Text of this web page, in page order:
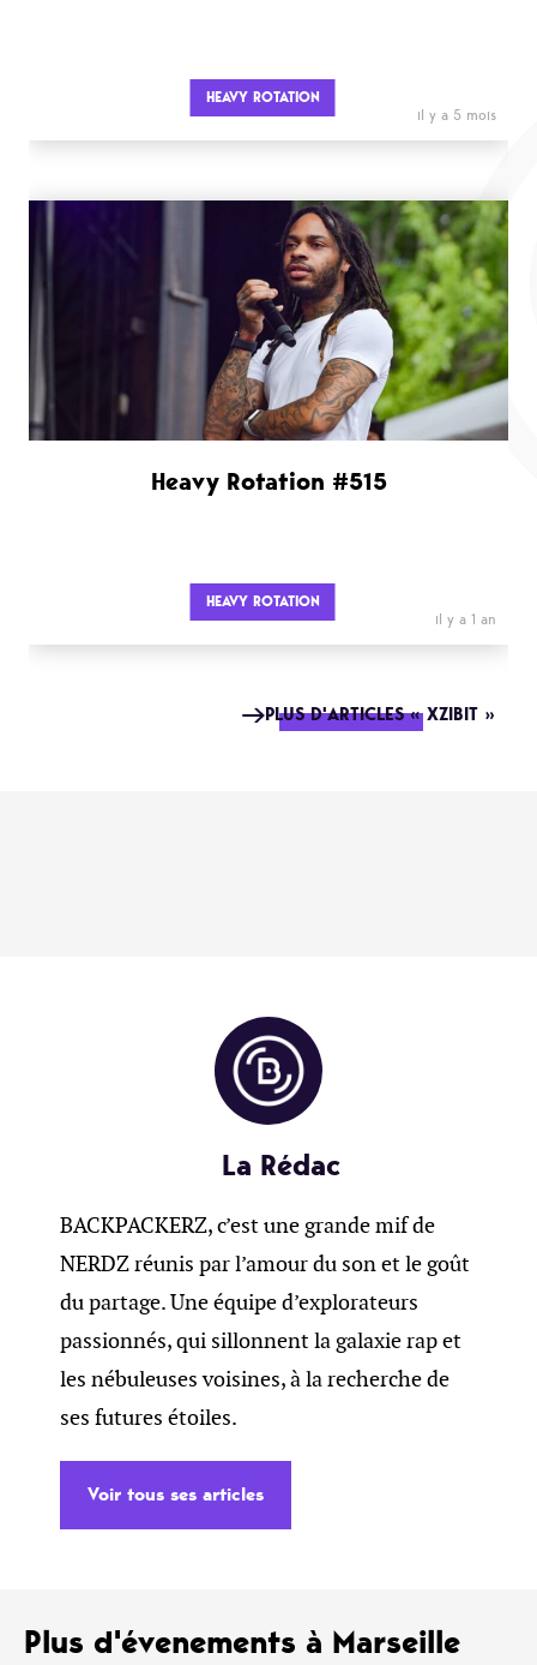
HEAVY ROTATION
il y a 5 mois
Heavy Rotation #515
HEAVY ROTATION
il y a 1 an
PLUS D'ARTICLES « XZIBIT »
La Rédac
BACKPACKERZ, c’est une grande mif de
NERDZ réunis par l’amour du son et le goût
du partage. Une équipe d’explorateurs
passionnés, qui sillonnent la galaxie rap et
les nébuleuses voisines, à la recherche de
ses futures étoiles.
Voir tous ses articles
Plus d'évenements à Marseille